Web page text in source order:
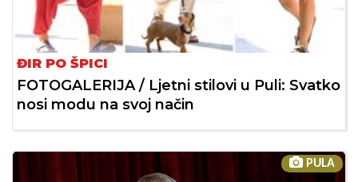
ĐIR PO ŠPICI
FOTOGALERIJA / Ljetni stilovi u Puli: Svatko
nosi modu na svoj način
PULA